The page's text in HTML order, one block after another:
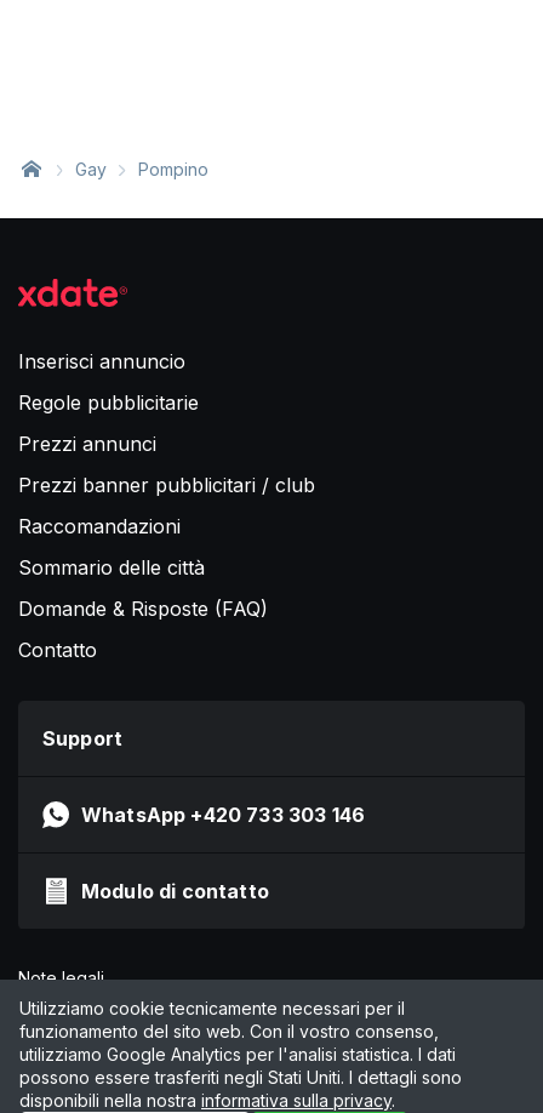
Gay Pompino
Inserisci annuncio
Regole pubblicitarie
Prezzi annunci
Prezzi banner pubblicitari / club
Raccomandazioni
Sommario delle città
Domande & Risposte (FAQ)
Contatto
Support
WhatsApp +420 733 303 146
Modulo di contatto
Note legali
Informativa sulla privacy
CGC
Gestisci cookie
© 2026 by Online Marketing Solutions AG
Utilizziamo cookie tecnicamente necessari per il
funzionamento del sito web. Con il vostro consenso,
utilizziamo Google Analytics per l'analisi statistica. I dati
possono essere trasferiti negli Stati Uniti. I dettagli sono
disponibili nella nostra informativa sulla privacy.